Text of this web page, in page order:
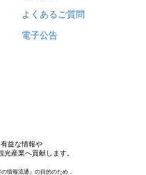
よくあるご質問
電子公告
益な情報や
産業へ貢献します。
情報流通』の目的のため，